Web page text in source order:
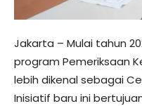
Jakarta – Mulai tahun
program Pemeriksaan
lebih dikenal sebagai
Inisiatif baru ini